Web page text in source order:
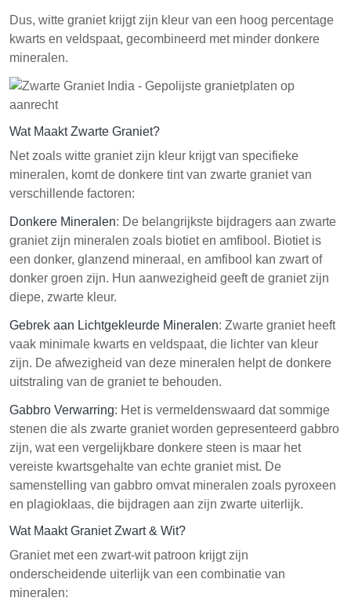
Dus, witte graniet krijgt zijn kleur van een hoog percentage
kwarts en veldspaat, gecombineerd met minder donkere
mineralen.
Wat Maakt Zwarte Graniet?
Net zoals witte graniet zijn kleur krijgt van specifieke
mineralen, komt de donkere tint van zwarte graniet van
verschillende factoren:
Donkere Mineralen: De belangrijkste bijdragers aan zwarte
graniet zijn mineralen zoals biotiet en amfibool. Biotiet is
een donker, glanzend mineraal, en amfibool kan zwart of
donker groen zijn. Hun aanwezigheid geeft de graniet zijn
diepe, zwarte kleur.
Gebrek aan Lichtgekleurde Mineralen: Zwarte graniet heeft
vaak minimale kwarts en veldspaat, die lichter van kleur
zijn. De afwezigheid van deze mineralen helpt de donkere
uitstraling van de graniet te behouden.
Gabbro Verwarring: Het is vermeldenswaard dat sommige
stenen die als zwarte graniet worden gepresenteerd gabbro
zijn, wat een vergelijkbare donkere steen is maar het
vereiste kwartsgehalte van echte graniet mist. De
samenstelling van gabbro omvat mineralen zoals pyroxeen
en plagioklaas, die bijdragen aan zijn zwarte uiterlijk.
Wat Maakt Graniet Zwart & Wit?
Graniet met een zwart-wit patroon krijgt zijn
onderscheidende uiterlijk van een combinatie van
mineralen: